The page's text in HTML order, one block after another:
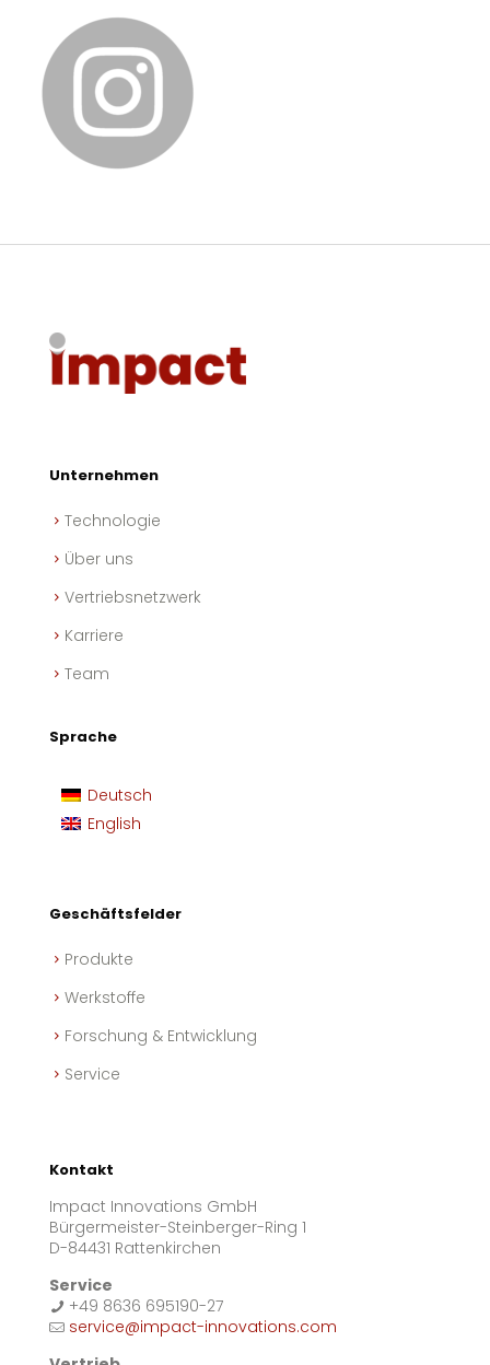
Unternehmen
Technologie
Über uns
Vertriebsnetzwerk
Karriere
Team
Sprache
Deutsch
English
Geschäftsfelder
Produkte
Werkstoffe
Forschung & Entwicklung
Service
Kontakt
Impact Innovations GmbH
Bürgermeister-Steinberger-Ring 1
D-84431 Rattenkirchen
Service
+49 8636 695190-27
service@impact-innovations.com